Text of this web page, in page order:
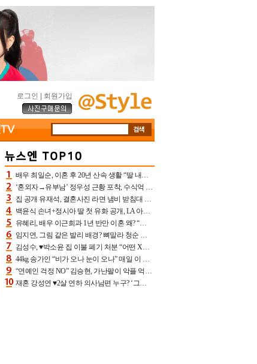
로그인 회원가입
배우 최일순, 이혼 후 20년 산속 생활 “딸 내가 버렸다고 원망‥맘 아파”(특종)[어제TV]
‘혼외자→유부남’ 정우성 근황 포착, 수식억 해킹 피해 후배 만났다 “존경하는”
집 공개 유재석, 결혼사진 라면 냄비 받침대 되고 분노‥가족사진도 피해(놀뭐)[어제TV]
백윤식 손녀+정시아 딸 첫 유화 공개, LA 아트쇼→서울국제조각페스타 작가다운 수준급 실력
유혜리, 배우 이근희과 1년 반만 이혼 왜? “식칼 꽂고 의자 던져” 충격 폭로(특종)[어제TV]
임지연, 그림 같은 발리 배경? 뼈말라 청순 비키니 핏에 상대 안 되네
김성수, ♥박소윤 집 이불 폐기 처분 “어떤 X이랑 썼을지 몰라” 질투(신랑수업2)[어제TV]
44kg 송가인 “비가 오나 눈이 오나” 매일 이 운동, 허벅지 근육량 상승+체지방 감소
“연예인 걱정 NO” 김승현, 가난팔이 악플 억울할만‥아내+딸과 日 여행
재혼 강성연 ♥2살 연하 의사남편 누구? ‘그알’ 자문의에 훈남 비주얼 초엘리트 스펙 [종합]